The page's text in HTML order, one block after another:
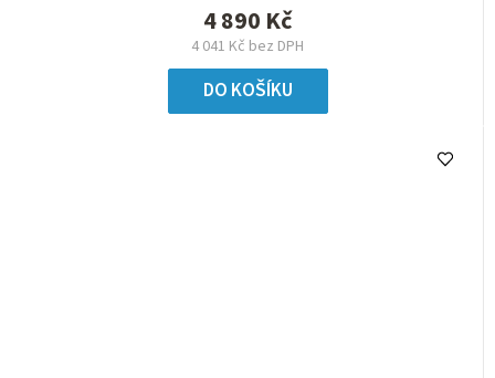
4 041 Kč bez DPH
4 890 Kč
DO KOŠÍKU